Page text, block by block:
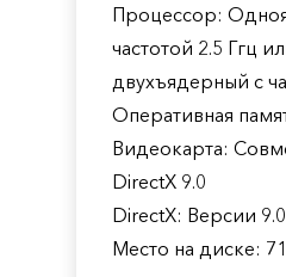
Процессор:
частотой 2.5 Ггц
двухъядерный с
Оперативная
Видеокарта:
DirectX 9.0
DirectX: Версии 9.0
Место на диске: